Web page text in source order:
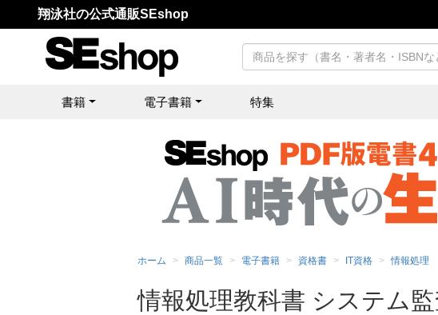
翔泳社の公式通販SEshop
書籍 電子書籍 特集
ホーム 商品一覧 電子書籍 資格書 IT資格 情報処理
情報処理教科書 システム